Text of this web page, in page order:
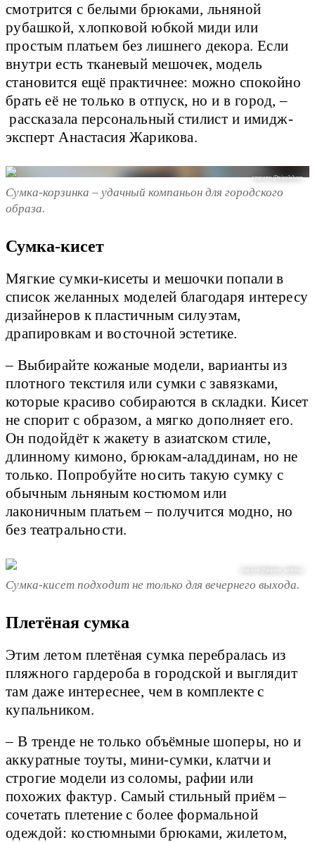
смотрится с белыми брюками, льняной
рубашкой, хлопковой юбкой миди или
простым платьем без лишнего декора. Если
внутри есть тканевый мешочек, модель
становится ещё практичнее: можно спокойно
брать её не только в отпуск, но и в город, –
рассказала персональный стилист и имидж-
эксперт Анастасия Жарикова.
соцсети @tripplehorn
Сумка-корзинка – удачный компаньон для городского
образа.
Сумка-кисет
Мягкие сумки-кисеты и мешочки попали в
список желанных моделей благодаря интересу
дизайнеров к пластичным силуэтам,
драпировкам и восточной эстетике.
– Выбирайте кожаные модели, варианты из
плотного текстиля или сумки с завязками,
которые красиво собираются в складки. Кисет
не спорит с образом, а мягко дополняет его.
Он подойдёт к жакету в азиатском стиле,
длинному кимоно, брюкам-аладдинам, но не
только. Попробуйте носить такую сумку с
обычным льняным костюмом или
лаконичным платьем – получится модно, но
без театральности.
соцсети @jeanne_andreaa
Сумка-кисет подходит не только для вечернего выхода.
Плетёная сумка
Этим летом плетёная сумка перебралась из
пляжного гардероба в городской и выглядит
там даже интереснее, чем в комплекте с
купальником.
– В тренде не только объёмные шоперы, но и
аккуратные тоуты, мини-сумки, клатчи и
строгие модели из соломы, рафии или
похожих фактур. Самый стильный приём –
сочетать плетение с более формальной
одеждой: костюмными брюками, жилетом,